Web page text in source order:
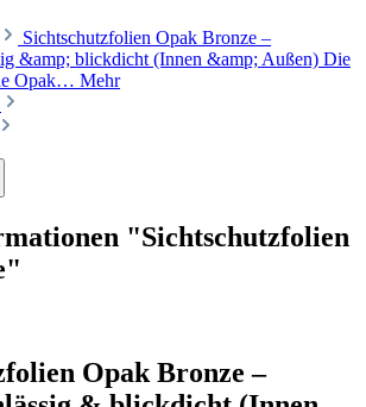
Sichtschutzfolien Opak Bronze –
&amp; blickdicht (Innen &amp; Außen) Die
Opak… Mehr
"Sichtschutzfolien
Opak Bronze –